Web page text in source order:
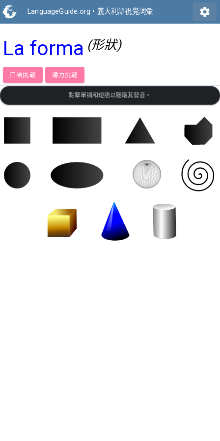
LanguageGuide.org • 義大利語視覺詞彙 settings
La forma (形狀)
口語挑戰 聽力挑戰
點擊單詞和短語以聽取其發音。